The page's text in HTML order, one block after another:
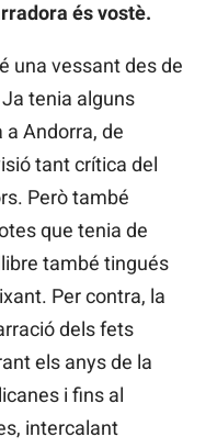
és vostè.
una vessant des de
tenia alguns
Andorra, de
tant crítica del
Però també
que tenia de
també tingués
Per contra, la
dels fets
els anys de la
i fins al
intercalant